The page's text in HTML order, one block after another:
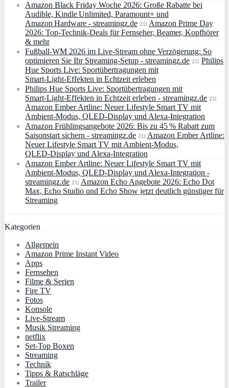
Amazon Black Friday Woche 2026: Große Rabatte bei
Audible, Kindle Unlimited, Paramount+ und
Amazon Hardware - streamingz.de zuAmazon Prime Day
2026: Top-Technik-Deals für Fernseher, Beamer, Kopfhörer
& mehr
Fußball-WM 2026 im Live-Stream ohne Verzögerung: So
optimieren Sie Ihr Streaming-Setup - streamingz.de zu Philips
Hue Sports Live: Sportübertragungen mit
Smart‑Light‑Effekten in Echtzeit erleben
Philips Hue Sports Live: Sportübertragungen mit
Smart‑Light‑Effekten in Echtzeit erleben - streamingz.de zu
Amazon Ember Artline: Neuer Lifestyle Smart TV mit
Ambient‑Modus, QLED‑Display und Alexa‑Integration
Amazon Frühlingsangebote 2026: Bis zu 45 % Rabatt zum
Saisonstart sichern - streamingz.de zuAmazon Ember Artline:
Neuer Lifestyle Smart TV mit Ambient‑Modus,
QLED‑Display und Alexa‑Integration
Amazon Ember Artline: Neuer Lifestyle Smart TV mit
Ambient‑Modus, QLED‑Display und Alexa‑Integration -
streamingz.de zuAmazon Echo Angebote 2026: Echo Dot
Max, Echo Studio und Echo Show jetzt deutlich günstiger für
Streaming
Kategorien
Allgemein
Amazon Prime Instant Video
Apps
Fernsehen
Filme & Serien
Fire TV
Fotos
Konsole
Live-Stream
Musik Streaming
netflix
Set-Top Boxen
Streaming
Technik
Tipps & Ratschläge
Trailer